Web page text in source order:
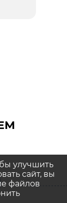
улучшить
сайт, вы
файлов